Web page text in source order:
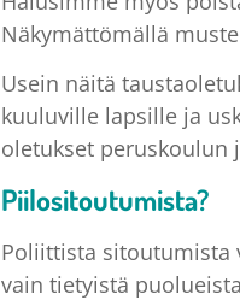
Näkymättömällä
Usein näitä
kuuluville lapsille ja
oletukset peruskoulun
Piilositoutumista?
Poliittista sitoutumista
vain tietyistä